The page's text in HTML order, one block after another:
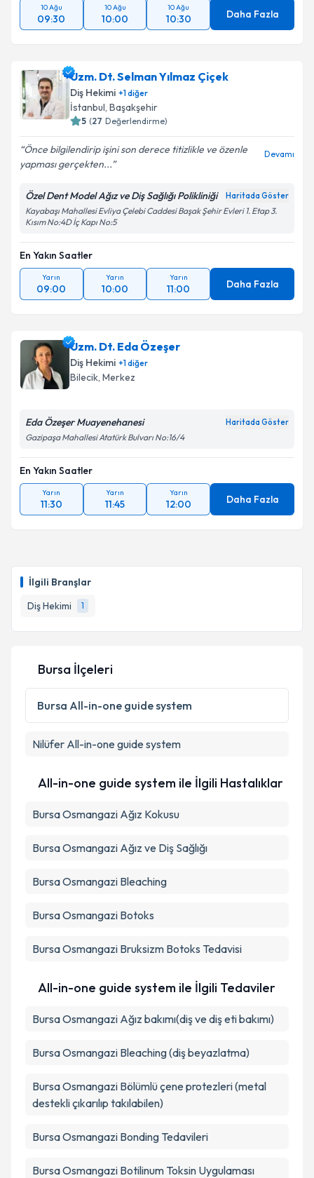
İlgili Branşlar
Diş Hekimi
1
10 Ağu
09:30
10 Ağu
10:00
10 Ağu
10:30 Daha Fazla
Uzm. Dt. Selman Yılmaz Çiçek
Diş Hekimi +1diğer
İstanbul, Başakşehir
5 (27 Değerlendirme)
Önce bilgilendirip işini son derece titizlikle ve özenle
yapması gerçekten...
Devamı
Özel Dent Model Ağız ve Diş Sağlığı Polikliniği Haritada Göster
Kayabaşı Mahallesi Evliya Çelebi Caddesi Başak Şehir Evleri 1. Etap 3.
Kısım No:4D İç Kapı No:5
En Yakın Saatler
Yarın
09:00
Yarın
10:00
Yarın
11:00 Daha Fazla
Uzm. Dt. Eda Özeşer
Diş Hekimi +1diğer
Bilecik, Merkez
Eda Özeşer Muayenehanesi Haritada Göster
Gazipaşa Mahallesi Atatürk Bulvarı No:16/4
En Yakın Saatler
Yarın
11:30
Yarın
11:45
Yarın
12:00 Daha Fazla
Bursa İlçeleri
Bursa All-in-one guide system
Nilüfer All-in-one guide system
All-in-one guide system ile İlgili Hastalıklar
Bursa Osmangazi Ağız Kokusu
Bursa Osmangazi Ağız ve Diş Sağlığı
Bursa Osmangazi Bleaching
Bursa Osmangazi Botoks
Bursa Osmangazi Bruksizm Botoks Tedavisi
All-in-one guide system ile İlgili Tedaviler
Bursa Osmangazi Ağız bakımı(diş ve diş eti bakımı)
Bursa Osmangazi Bleaching (diş beyazlatma)
Bursa Osmangazi Bölümlü çene protezleri (metal
destekli çıkarılıp takılabilen)
Bursa Osmangazi Bonding Tedavileri
Bursa Osmangazi Botilinum Toksin Uygulaması